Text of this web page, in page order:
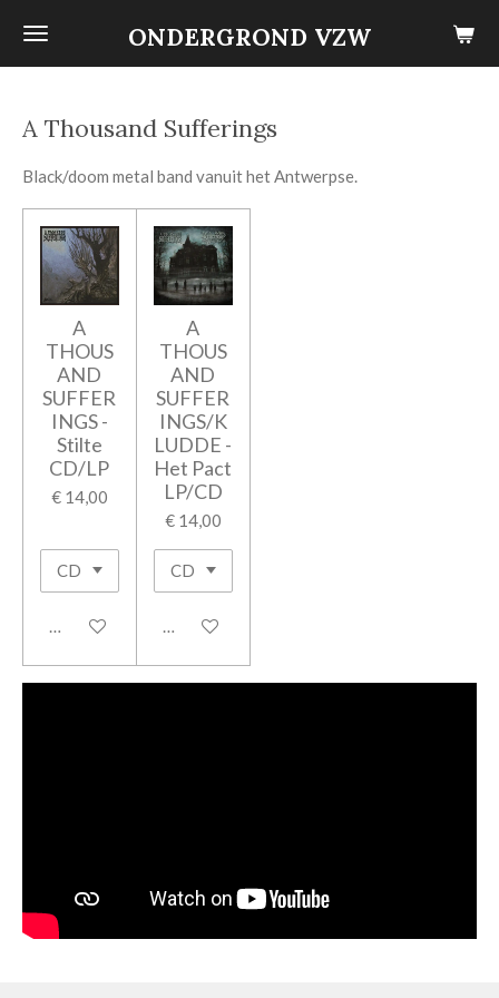
Ga
ONDERGROND VZW
A Thousand Sufferings
Black/doom metal band vanuit het Antwerpse.
A
THOUS
AND
SUFFER
INGS -
Stilte
CD/LP
€ 14,00
In winkelwagen
A
THOUS
AND
SUFFER
INGS/K
LUDDE -
Het Pact
LP/CD
€ 14,00
In winkelwagen